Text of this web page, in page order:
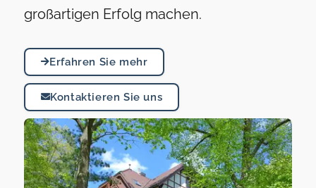
großartigen Erfolg machen.
Erfahren Sie mehr
Kontaktieren Sie uns